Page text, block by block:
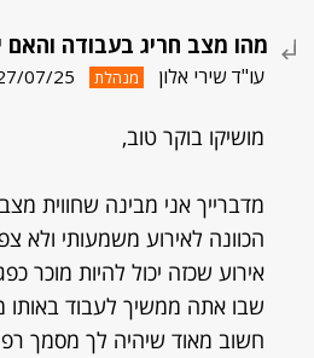
מהו מצב חריג בעבודה והאם
עו"ד שירי אלון מנהלת 07/25
מושיקו בוקר טוב,
מדברייך אני מבינה שחווית
הכוונה לאירוע משמעותי ולא
אירוע שכזה יכול להיות מוכר
שבו אתה ממשיך לעבוד באותו
חשוב מאוד שיהיה לך מסמך